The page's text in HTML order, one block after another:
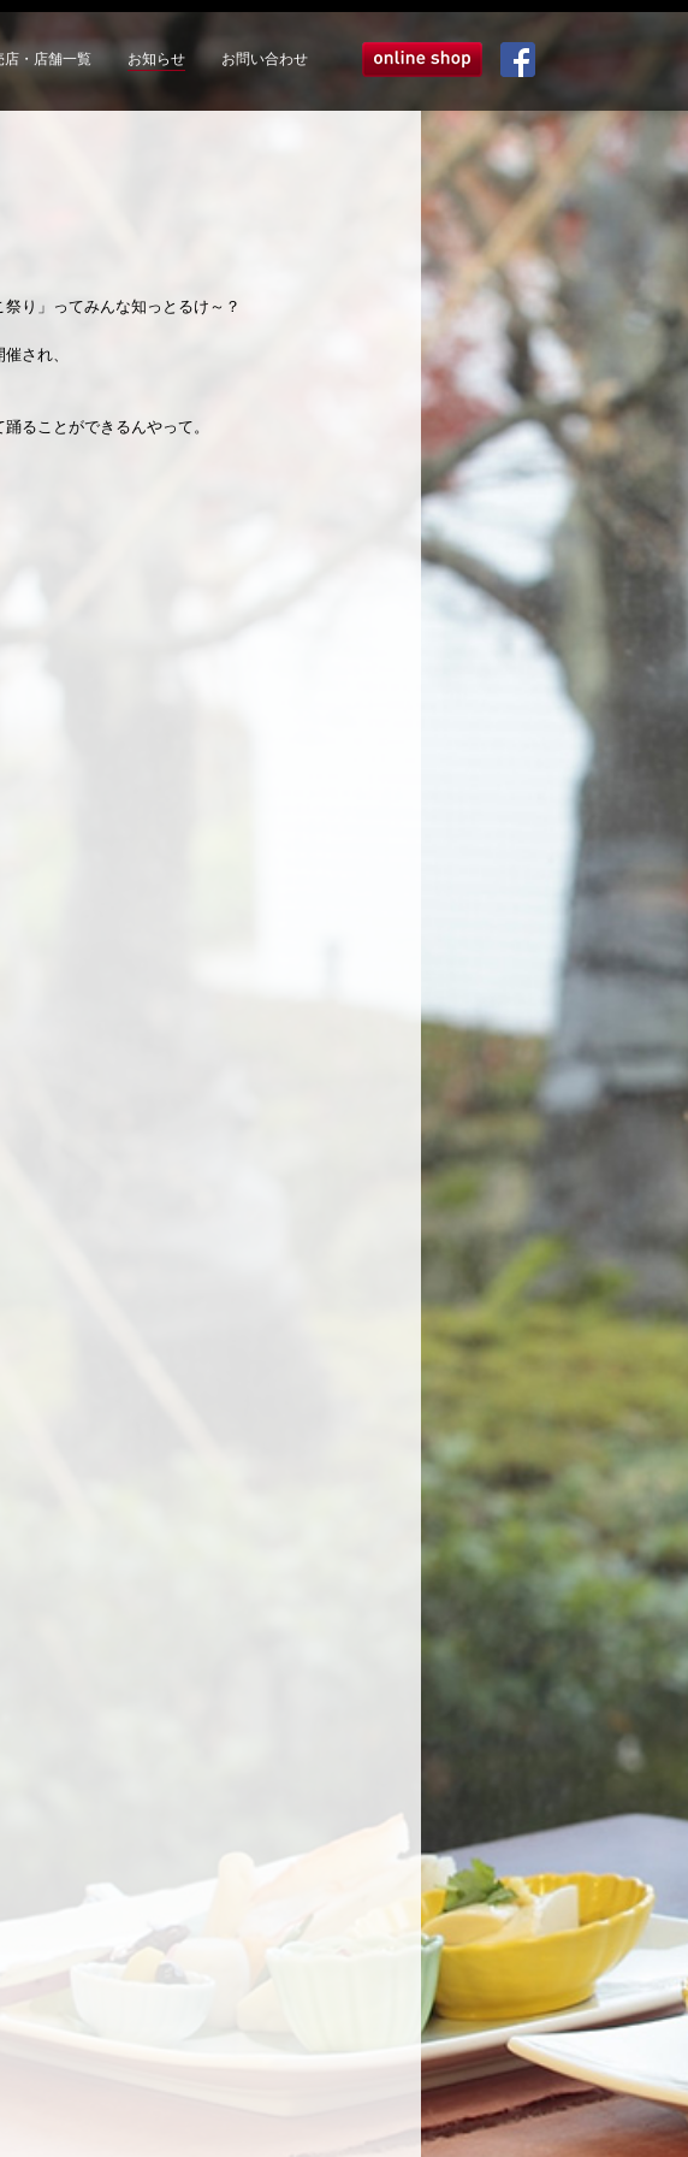
店・店舗一覧 お知らせ お問い合わせ オンラインショップ
り」ってみんな知っとるけ～？
され、
ることができるんやって。